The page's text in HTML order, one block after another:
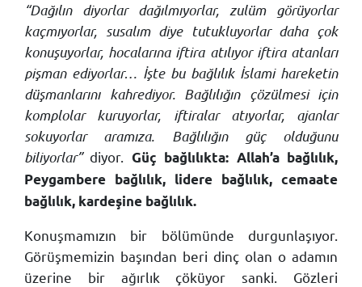
“Dağılın diyorlar dağılmıyorlar, zulüm görüyorlar
kaçmıyorlar, susalım diye tutukluyorlar daha çok
konuşuyorlar, hocalarına iftira atılıyor iftira atanları
pişman ediyorlar… İşte bu bağlılık İslami hareketin
düşmanlarını kahrediyor. Bağlılığın çözülmesi için
komplolar kuruyorlar, iftiralar atıyorlar, ajanlar
sokuyorlar aramıza. Bağlılığın güç olduğunu
biliyorlar”diyor. Güç bağlılıkta: Allah’a bağlılık,
Peygambere bağlılık, lidere bağlılık, cemaate
bağlılık, kardeşine bağlılık.
Konuşmamızın bir bölümünde durgunlaşıyor.
Görüşmemizin başından beri dinç olan o adamın
üzerine bir ağırlık çöküyor sanki. Gözleri